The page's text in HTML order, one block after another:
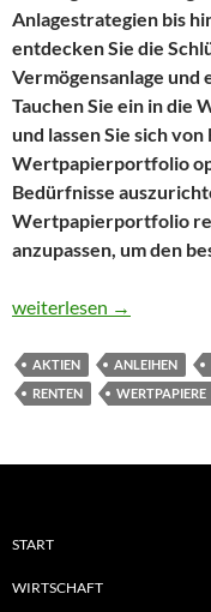
Anlagestrategien bis
entdecken Sie die
Vermögensanlage
Tauchen Sie ein in die
und lassen Sie sich
Wertpapierportfolio
Bedürfnisse
Wertpapierportfolio
anzupassen, um den
Wertpapiere klug
weiterlesen →
AKTIEN ANLEIHEN
RENTEN
WERTPAPIERE
START
WIRTSCHAFT